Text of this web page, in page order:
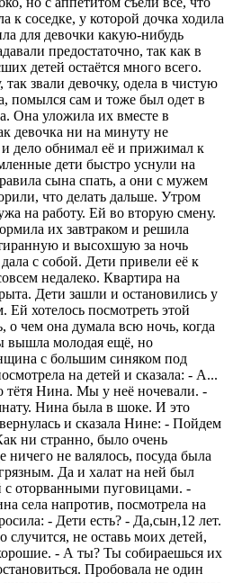
соседке, у которой дочка ходила
для девочки какую-нибудь
предостаточно, так как в
детей остаётся много всего.
звали девочку, одела в чистую
помылся сам и тоже был одет в
Она уложила их вместе в
девочка ни на минуту не
и дело обнимал её и прижимал к
дети быстро уснули на
сына спать, а они с мужем
что делать дальше. Утром
на работу. Ей во вторую смену.
их завтраком и решила
и высохшую за ночь
с собой. Дети привели её к
недалеко. Квартира на
Дети зашли и остановились у
Ей хотелось посмотреть этой
о чем она думала всю ночь, когда
вышла молодая ещё, но
с большим синяком под
на детей и сказала: - А...
Нина. Мы у неё ночевали. -
Нина была в шоке. И это
и сказала Нине: - Пойдем
ни странно, было очень
ничего не валялось, посуда была
Да и халат на ней был
с оторванными пуговицами. -
села напротив, посмотрела на
- Дети есть? - Да,сын,12 лет.
не оставь моих детей,
- А ты? Ты собираешься их
Пробовала не один